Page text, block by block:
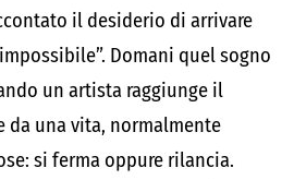
il desiderio di arrivare
Domani quel sogno
un artista raggiunge il
da una vita, normalmente
si ferma oppure rilancia.